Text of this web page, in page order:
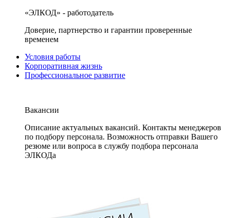
«ЭЛКОД» - работодатель
Доверие, партнерство и гарантии проверенные
временем
Условия работы
Корпоративная жизнь
Профессиональное развитие
Вакансии
Описание актуальных вакансий. Контакты менеджеров
по подбору персонала. Возможность отправки Вашего
резюме или вопроса в службу подбора персонала
ЭЛКОДа